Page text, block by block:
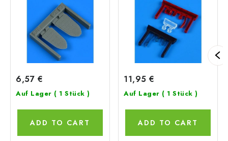
6,57 €
Auf Lager ( 1 Stück )
ADD TO CART
11,95 €
Auf Lager ( 1 Stück )
ADD TO CART